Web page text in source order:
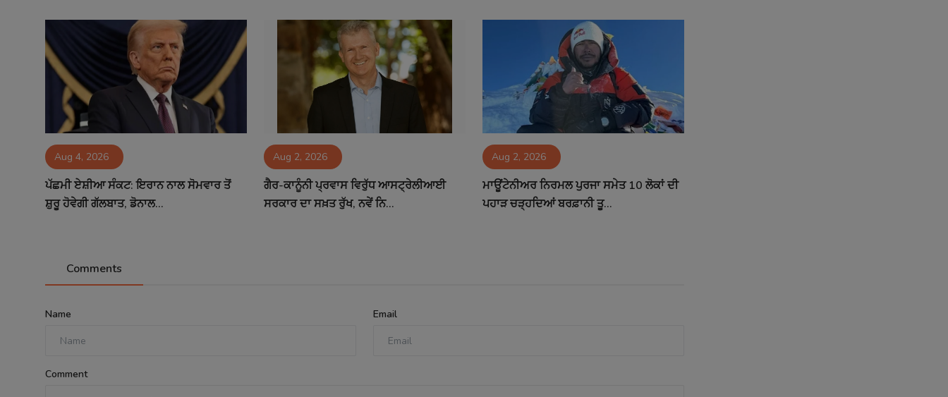
Aug 4, 2026
ਪੱਛਮੀ ਏਸ਼ੀਆ ਸੰਕਟ: ਇਰਾਨ ਨਾਲ ਸੋਮਵਾਰ ਤੋਂ
ਸ਼ੁਰੂ ਹੋਵੇਗੀ ਗੱਲਬਾਤ, ਡੋਨਾਲ...
Aug 2, 2026
ਗੈਰ-ਕਾਨੂੰਨੀ ਪ੍ਰਵਾਸ ਵਿਰੁੱਧ ਆਸਟ੍ਰੇਲੀਆਈ
ਸਰਕਾਰ ਦਾ ਸਖ਼ਤ ਰੁੱਖ, ਨਵੇਂ ਨਿ...
Aug 2, 2026
ਮਾਊਂਟੇਨੀਅਰ ਨਿਰਮਲ ਪੁਰਜਾ ਸਮੇਤ 10 ਲੋਕਾਂ ਦੀ
ਪਹਾੜ ਚੜ੍ਹਦਿਆਂ ਬਰਫ਼ਾਨੀ ਤੂ...
Comments
Name Email
Comment